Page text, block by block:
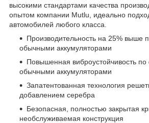
высокими стандартами качества
опытом компании Mutlu, идеально
автомобилей любого класса.
Производительность на 25% выше
обычными аккумуляторами
Повышенная виброустойчивость
обычными аккумуляторами
Запатентованная технология
добавлением серебра
Безопасная, полностью закрытая
необслуживаемая конструкция